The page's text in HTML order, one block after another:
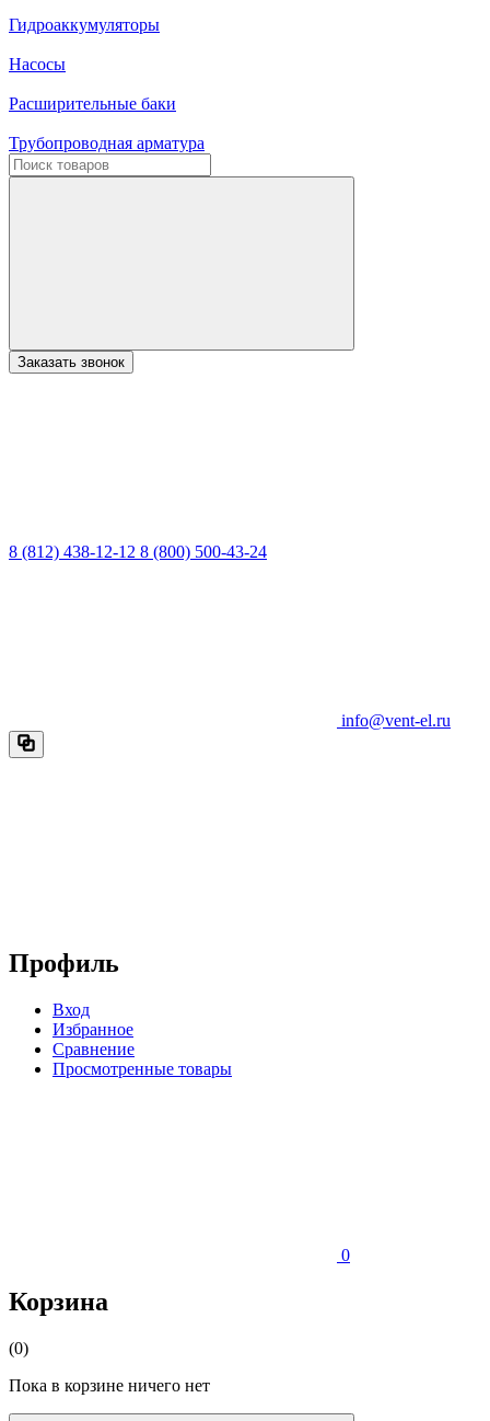
Гидроаккумуляторы
Насосы
Расширительные баки
Трубопроводная арматура
Заказать звонок
8 (812) 438-12-12 8 (800) 500-43-24
info@vent-el.ru
Профиль
Вход
Избранное
Сравнение
Просмотренные товары
0
Корзина
(0)
Пока в корзине ничего нет